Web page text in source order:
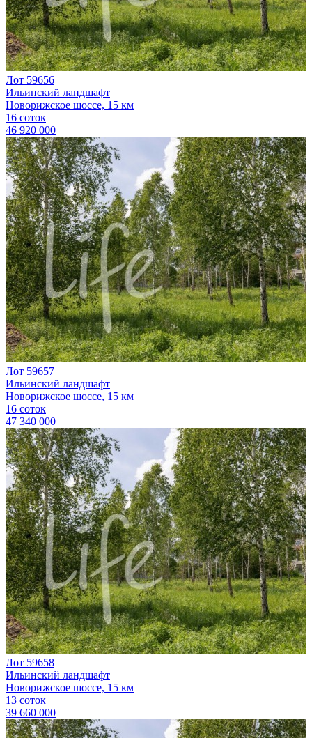
Лот 59656
Ильинский ландшафт
Новорижское шоссе, 15 км
16 соток
46 920 000
Лот 59657
Ильинский ландшафт
Новорижское шоссе, 15 км
16 соток
47 340 000
Лот 59658
Ильинский ландшафт
Новорижское шоссе, 15 км
13 соток
39 660 000